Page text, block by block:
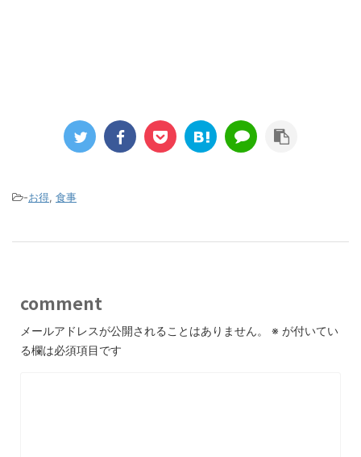
-お得, 食事
comment
メールアドレスが公開されることはありません。 ※ が付いてい
る欄は必須項目です